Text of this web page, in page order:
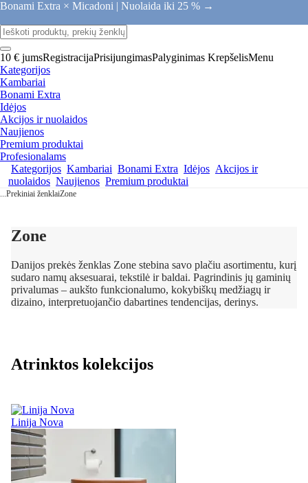
Bonami Extra × Micadoni | Nuolaida iki 25 % →
10 € jumsRegistracijaPrisijungimasPalyginimas KrepšelisMenu
Kategorijos
Kambariai
Bonami Extra
Idėjos
Akcijos ir nuolaidos
Naujienos
Premium produktai
Profesionalams
Kategorijos Kambariai Bonami Extra Idėjos Akcijos ir
nuolaidos Naujienos Premium produktai
...Prekiniai ženklaiZone
Zone
Danijos prekės ženklas Zone stebina savo plačiu asortimentu, kurį
sudaro namų aksesuarai, tekstilė ir baldai. Pagrindinis jų gaminių
privalumas – aukšto funkcionalumo, kokybiškų medžiagų ir
dizaino, interpretuojančio dabartines tendencijas, derinys.
Atrinktos kolekcijos
Linija Nova